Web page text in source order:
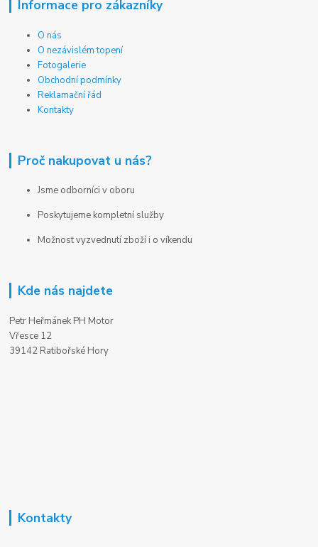
Informace pro zákazníky
O nás
O nezávislém topení
Fotogalerie
Obchodní podmínky
Reklamační řád
Kontakty
Proč nakupovat u nás?
Jsme odborníci v oboru
Poskytujeme kompletní služby
Možnost vyzvednutí zboží i o víkendu
Kde nás najdete
Petr Heřmánek PH Motor
Vřesce 12
39142 Ratibořské Hory
Kontakty